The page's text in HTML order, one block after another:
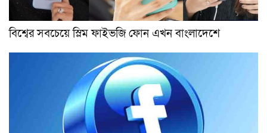
বিশ্বের সবচেয়ে স্লিম ফাইভজি ফোন এখন বাংলাদেশে